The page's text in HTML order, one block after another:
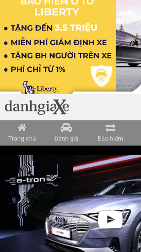
Trang chủ Đánh giá Bảo hiểm